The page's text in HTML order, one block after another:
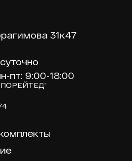
31к47
пт: 9:00-18:00